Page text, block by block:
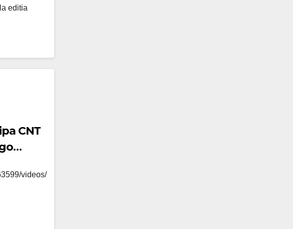
editia
CNT
videos/